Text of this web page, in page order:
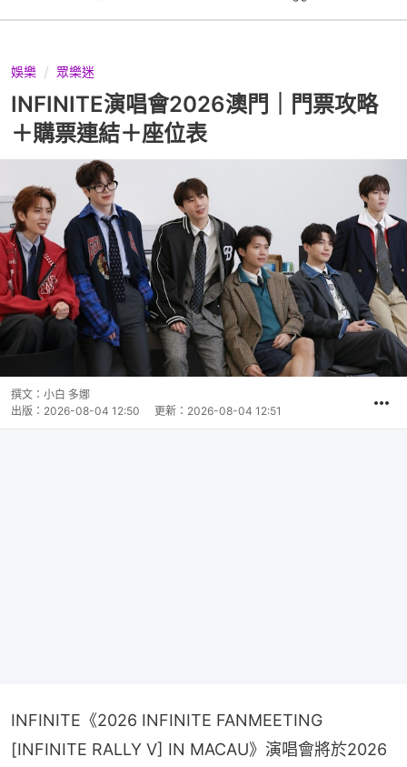
娛樂 眾樂迷
INFINITE演唱會2026澳門｜門票攻略
＋購票連結＋座位表
撰文： 小白 多娜
出版： 2026-08-04 12:50 更新： 2026-08-04 12:51
INFINITE《2026 INFINITE FANMEETING
[INFINITE RALLY V] IN MACAU》演唱會將於2026